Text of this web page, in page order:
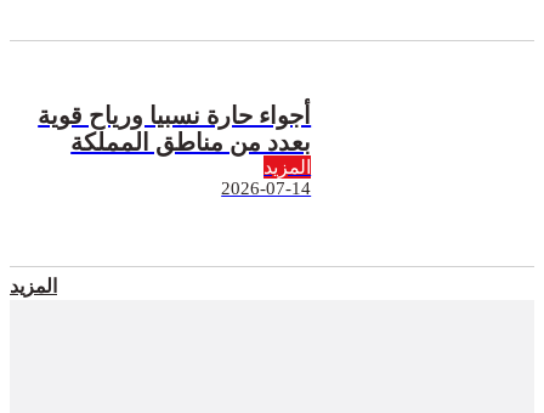
أجواء حارة نسبيا ورياح قوية
بعدد من مناطق المملكة
المزيد
2026-07-14
المزيد